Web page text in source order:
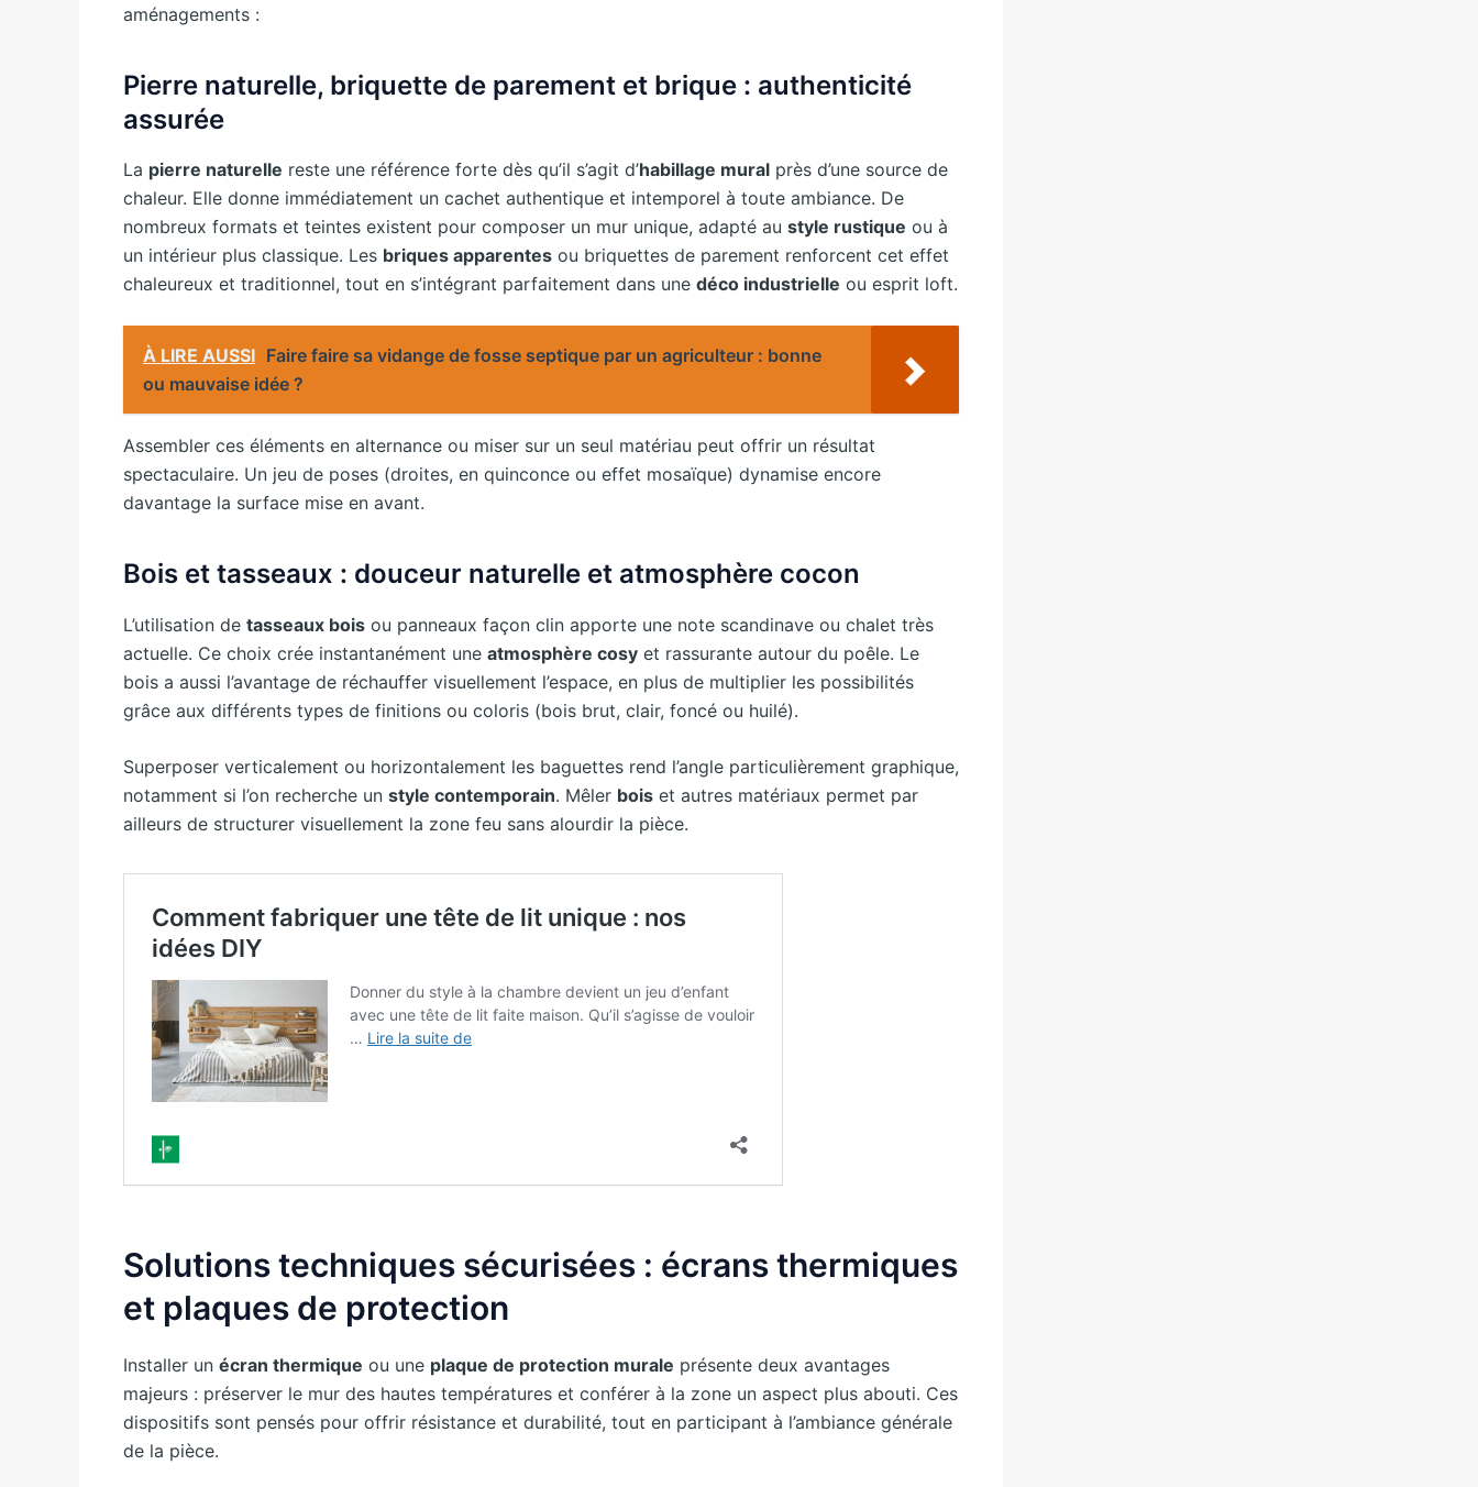
aménagements :
Pierre naturelle, briquette de parement et brique : authenticité
assurée
La pierre naturelle reste une référence forte dès qu’il s’agit d’habillage mural près d’une source de
chaleur. Elle donne immédiatement un cachet authentique et intemporel à toute ambiance. De
nombreux formats et teintes existent pour composer un mur unique, adapté au style rustique ou à
un intérieur plus classique. Les briques apparentes ou briquettes de parement renforcent cet effet
chaleureux et traditionnel, tout en s’intégrant parfaitement dans une déco industrielle ou esprit loft.
À LIRE AUSSI Faire faire sa vidange de fosse septique par un agriculteur : bonne
ou mauvaise idée ?
Assembler ces éléments en alternance ou miser sur un seul matériau peut offrir un résultat
spectaculaire. Un jeu de poses (droites, en quinconce ou effet mosaïque) dynamise encore
davantage la surface mise en avant.
Bois et tasseaux : douceur naturelle et atmosphère cocon
L’utilisation de tasseaux bois ou panneaux façon clin apporte une note scandinave ou chalet très
actuelle. Ce choix crée instantanément une atmosphère cosy et rassurante autour du poêle. Le
bois a aussi l’avantage de réchauffer visuellement l’espace, en plus de multiplier les possibilités
grâce aux différents types de finitions ou coloris (bois brut, clair, foncé ou huilé).
Superposer verticalement ou horizontalement les baguettes rend l’angle particulièrement graphique,
notamment si l’on recherche un style contemporain. Mêler bois et autres matériaux permet par
ailleurs de structurer visuellement la zone feu sans alourdir la pièce.
Solutions techniques sécurisées : écrans thermiques
et plaques de protection
Installer un écran thermique ou une plaque de protection murale présente deux avantages
majeurs : préserver le mur des hautes températures et conférer à la zone un aspect plus abouti. Ces
dispositifs sont pensés pour offrir résistance et durabilité, tout en participant à l’ambiance générale
de la pièce.